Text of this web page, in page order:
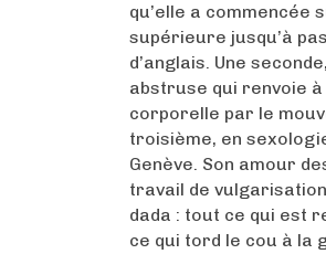
qu’elle a commencée
supérieure jusqu’à
d’anglais. Une
abstruse qui renvoie
corporelle par le
troisième, en
Genève. Son amour
travail de
dada : tout ce qui est
ce qui tord le cou à la